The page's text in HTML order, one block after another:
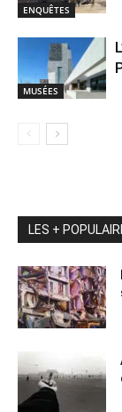
ENQUÊTES
MUSÉES
LES +